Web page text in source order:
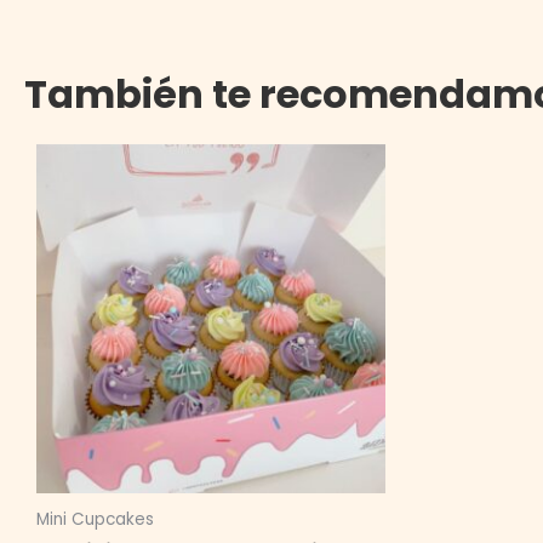
También te
Mini Cupcakes